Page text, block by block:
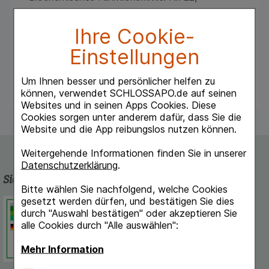
Ihre Cookie-
Einstellungen
Um Ihnen besser und persönlicher helfen zu
können, verwendet SCHLOSSAPO.de auf seinen
Websites und in seinen Apps Cookies. Diese
Cookies sorgen unter anderem dafür, dass Sie die
Website und die App reibungslos nutzen können.
Weitergehende Informationen finden Sie in unserer
Datenschutzerklärung.
Bitte wählen Sie nachfolgend, welche Cookies
gesetzt werden dürfen, und bestätigen Sie dies
durch "Auswahl bestätigen" oder akzeptieren Sie
alle Cookies durch "Alle auswählen":
Mehr Information
daher ohne Angabe einer therapeutischen
Enthalten Lactose und Weizenstärke.
Sicherheit und Qualität
Schlossapo.de ist registriert beim
Deutschen Institut für Medizinische
Dokumentation und Information.